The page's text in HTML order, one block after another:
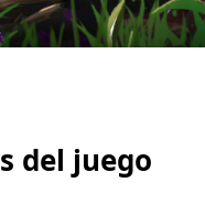
del juego